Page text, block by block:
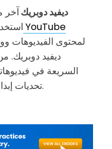
ديفيد دوبريكآخر
رمز الاستجابة السريعة لـ YouTube
لمحتوى الفيديوهات
ديفيد دوبريك.
السريعة في
تحديات إبداعية ومنتجات محدودة وهدايا.